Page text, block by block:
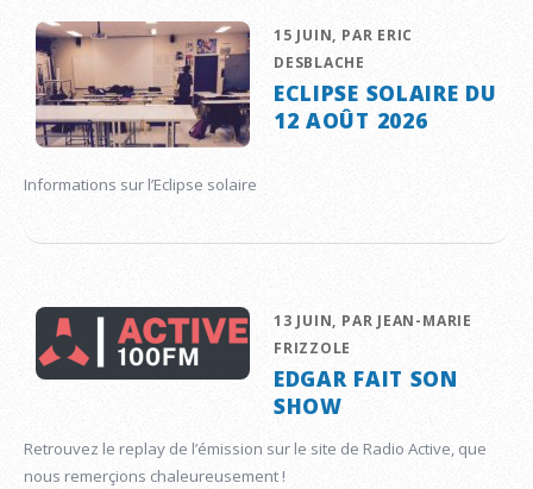
15 JUIN, PAR ERIC
DESBLACHE
ECLIPSE SOLAIRE DU
12 AOÛT 2026
Informations sur l’Eclipse solaire
13 JUIN, PAR JEAN-MARIE
FRIZZOLE
EDGAR FAIT SON
SHOW
Retrouvez le replay de l’émission sur le site de Radio Active, que
nous remerçions chaleureusement !